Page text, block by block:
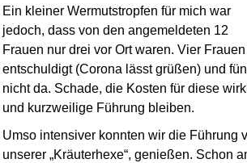
Ein kleiner Wermutstropfen für mich war
jedoch, dass von den angemeldeten 12
Frauen nur drei vor Ort waren. Vier
entschuldigt (Corona lässt grüßen) und
nicht da. Schade, die Kosten für diese
und kurzweilige Führung bleiben.
Umso intensiver konnten wir die Führung
unserer Kräuterhexe , genießen. Schon